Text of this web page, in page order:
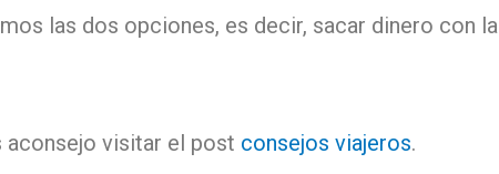
las dos opciones, es decir, sacar dinero con la
aconsejo visitar el post consejos viajeros.